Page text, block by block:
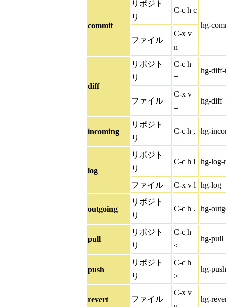
commit
リポジト
リ
C-c h c
hg-
ファイル
C-x v
n
diff
リポジト
リ
C-c h
=
hg-diff-
ファイル
C-x v
=
hg-diff
incoming
リポジト
リ
C-c h , hg-
log
リポジト
リ
C-c h l hg-log-
ファイル C-x v l hg-log
outgoing
リポジト
リ
C-c h . hg-
pull
リポジト
リ
C-c h
<
hg-pull
push
リポジト
リ
C-c h
>
hg-push
revert ファイル
C-x v
hg-